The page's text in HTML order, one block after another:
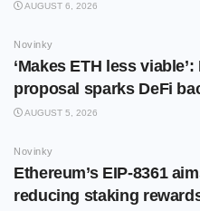
AUGUST 6, 2026
Novinky
‘Makes ETH less
proposal sparks DeFi
AUGUST 5, 2026
Novinky
Ethereum’s EIP-8361
reducing staking